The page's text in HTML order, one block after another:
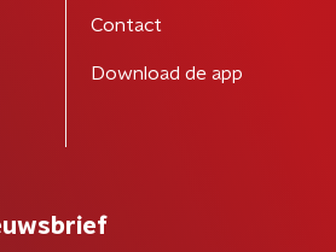
Contact
Download de app